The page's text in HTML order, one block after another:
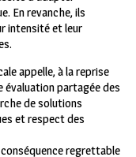
En revanche, ils
intensité et leur
appelle, à la reprise
évaluation partagée des
de solutions
et respect des
regrettable